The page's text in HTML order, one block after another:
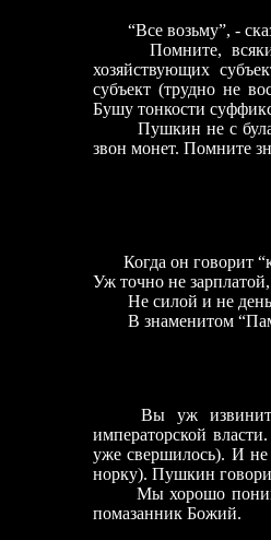
*
“Все возьму”, -
Помните, всякие
хозяйствующих
субъект (трудно не
Бушу тонкости
Пушкин не с
звон монет. Помните
Я
К нему не
Когда он говорит
Уж точно не
Не силой и не
В знаменитом
Вознесся
Вы уж
императорской
уже свершилось). И не
норку). Пушкин
Мы хорошо
помазанник Божий.